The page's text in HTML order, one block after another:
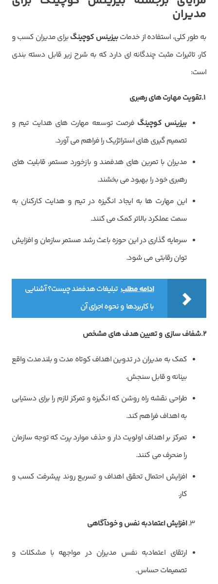
مدیران
به طور کلی، استفاده از خدماتبیزینس کوچینگبرای مدیران کسب و
کار، تاثیرات مثبت چندگانه ای دارد که به شرح زیر قابل دسته بندی
است:
1.تقویت مهارت های رهبری
بیزینس کوچینگ فرصت توسعه مهارت های هدایت تیم و
تصمیم گیری های استراتژیک را فراهم می آورد.
مدیران با تمرین های هدفمند و بازخورد مستمر، قابلیت های
رهبری خود را بهبود می بخشند.
این مهارت ها به ایجاد انگیزه در تیم و هدایت کارکنان به
سمت عملکرد بالاتر کمک می کنند.
سرمایه گذاری در این حوزه باعث رشد مستمر سازمان و افزایش
توان رقابتی می شود.
ادامه مطلب تبلیغات هدفمند چیست؟ آشنایی
با کاربردها و نحوه اجرای آن
2.شفاف سازی و تعیین هدف های مشخص
کمک به مدیران در تدوین اهداف کوتاه مدت و بلندمدت واقع
بینانه و قابل سنجش.
طراحی نقشه راه روشن که انگیزه و تمرکز لازم را برای دستیابی
به اهداف فراهم کند.
تمرکز بر اهداف اولویت دار و حذف موارد پرت که توجه سازمان
را منحرف می کنند.
افزایش احتمال تحقق اهداف و تسریع روند پیشرفت کسب و
کار.
افزایش اعتمادبه نفس و خودآگاهی
ارتقای اعتمادبه نفس مدیران در مواجهه با مشکلات و
تصمیمات حساس.